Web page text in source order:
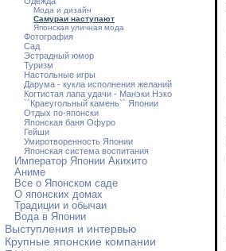
Мода и дизайн
Самураи наступают
Японская уличная мода
Фотография
Сад
Эстрадный юмор
Туризм
Настольные игры
Дарума - кукла исполнения желаний
Когтистая лапа удачи - Манэки Нэко
``Краеугольный камень`` Японии
Отдых по-японски
Японская баня Офуро
Гейши
Умиротворенность Японии
Японская система воспитания
Император Японии Акихито
Аниме
Все о Японском саде
О японских домах
Традиции и обычаи
Вода в Японии
Выступления и интервью
Крупные японские компании